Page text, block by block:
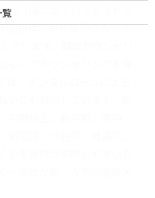
」1階にあるのでとても分
曜日は、お仕事帰りの方で